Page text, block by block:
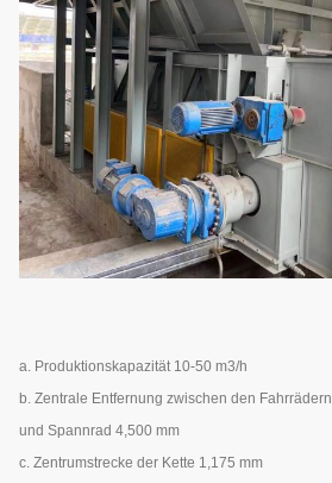
a. Produktionskapazität 10-50 m3/h
b. Zentrale Entfernung zwischen den Fahrrädern
und Spannrad 4,500 mm
c. Zentrumstrecke der Kette 1,175 mm